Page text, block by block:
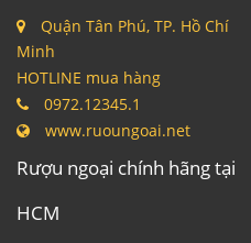
Quận Tân Phú, TP. Hồ Chí
Minh
HOTLINE mua hàng
0972.12345.1
www.ruoungoai.net
Rượu ngoại chính hãng tại
HCM